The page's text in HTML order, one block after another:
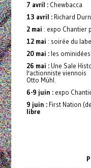
7 avril :Chewbacca
13 avril :Richard
2 mai : expo Chantier
12 mai : soirée du
20 mai :les ominidées
26 mai :Une Sale
l'actionniste viennois
Otto Mühl.
6-9 juin :expo
9 juin :First Nation
libre